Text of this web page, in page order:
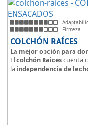
Firmeza
COLCHÓN RAÍCES
La mejor opción para
Elcolchón Raicescuenta
la independencia de
Las personas calurosas